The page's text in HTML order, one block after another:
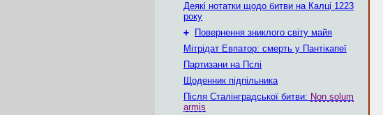
Деякі нотатки щодо битви на Калці 1223
року
+
Повернення зниклого світу майя
Мітрідат Евпатор: смерть у Пантікапеї
Партизани на Пслі
Щоденник підпільника
Після Сталінградської битви: Non solum
armis